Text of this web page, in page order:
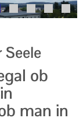
ob
man in